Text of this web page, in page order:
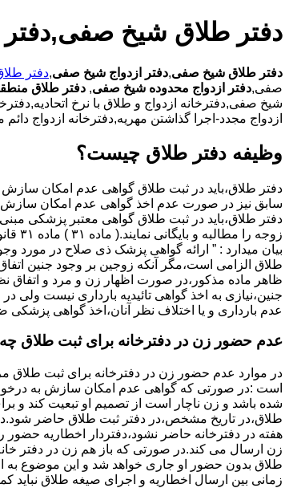
دفتر طلاق شیخ
دفتر طلاق شیخ صفی,دفتر ازدواج شیخ صفی,دفتر
صفی,دفتر ازدواج محدوده شیخ صفی, دفتر طلاق
شیخ صفی,دفترخانه ازدواج و طلاق با نرخ
ازدواج مجدد-اجرا گذاشتن مهریه,دفترخانه ازدواج
وظیفه دفتر طلاق چیست؟
سابق نیز در صورت عدم اخذ گواهی عدم امکان
دفتر طلاق،باید در ثبت طلاق گواهی معتبر پزشکی مبنی
زوجه را
بیان میدارد : ” ارائه گواهی پزشک ذی صلاح در مورد
طلاق الزامی است،مگر آنکه زوجین بر وجود جنین اتفاق
ظاهر ماده مذکور،در صورت اظهار زن و مرد و اتفاق
جنین،نیازی به اخذ گواهی تائیدیه بارداری نیست ولی
عدم بارداری و یا اختلاف نظر آنان،اخذ گواهی پزشکی
عدم حضور زن در دفترخانه برای ثبت طلاق
در موارد عدم حضور زن در دفترخانه برای ثبت طلاق
است :در صورتی که گواهی عدم امکان سازش به
شده باشد و زن ناچار است از تصمیم او تبعیت کند و
طلاق،در تاریخ مشخص،در دفتر ثبت طلاق حاضر
هفته در دفترخانه حاضر نشود،دفتردار اخطاریه حضور
زن ارسال می کند.در صورتی که باز هم زن در دفتر
طلاق بدون حضور او جاری خواهد شد و این موضوع به
زمانی بین ارسال اخطاریه و اجرای صیغه طلاق نباید